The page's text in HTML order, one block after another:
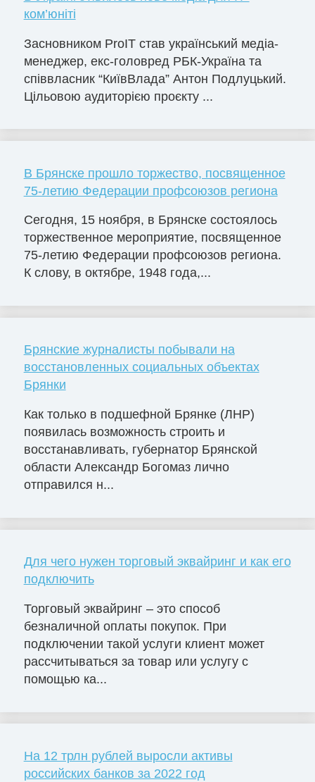
ком’юніті
Засновником ProIT став український медіа-
менеджер, екс-головред РБК-Україна та
співвласник “КиївВлада” Антон Подлуцький.
Цільовою аудиторією проєкту ...
В Брянске прошло торжество, посвященное
75-летию Федерации профсоюзов региона
Сегодня, 15 ноября, в Брянске состоялось
торжественное мероприятие, посвященное
75-летию Федерации профсоюзов региона.
К слову, в октябре, 1948 года,...
Брянские журналисты побывали на
восстановленных социальных объектах
Брянки
Как только в подшефной Брянке (ЛНР)
появилась возможность строить и
восстанавливать, губернатор Брянской
области Александр Богомаз лично
отправился н...
Для чего нужен торговый эквайринг и как его
подключить
Торговый эквайринг – это способ
безналичной оплаты покупок. При
подключении такой услуги клиент может
рассчитываться за товар или услугу с
помощью ка...
На 12 трлн рублей выросли активы
российских банков за 2022 год